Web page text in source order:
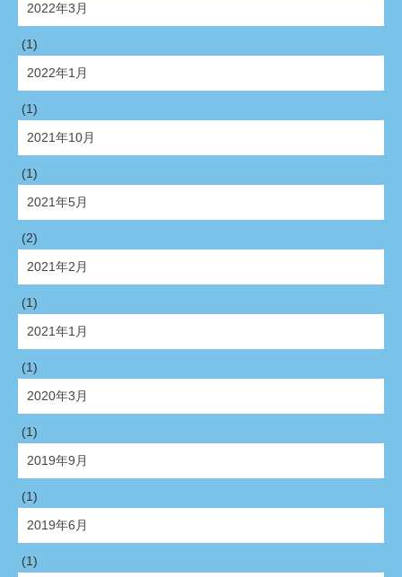
2022年3月
(1)
2022年1月
(1)
2021年10月
(1)
2021年5月
(2)
2021年2月
(1)
2021年1月
(1)
2020年3月
(1)
2019年9月
(1)
2019年6月
(1)